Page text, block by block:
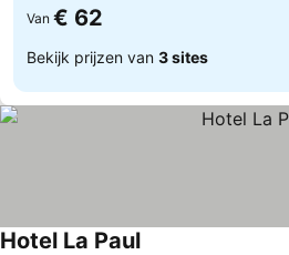
Van € 62
Bekijk prijzen van 3 sites
Hotel La Paul